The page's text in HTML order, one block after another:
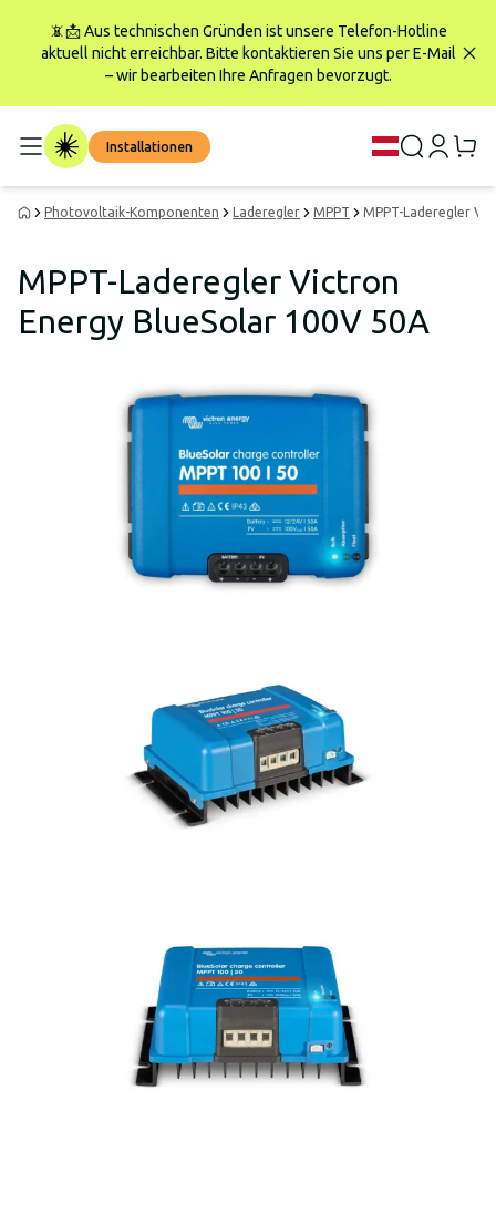
📵📩 Aus technischen Gründen ist unsere Telefon-Hotline
aktuell nicht erreichbar. Bitte kontaktieren Sie uns per E-Mail
– wir bearbeiten Ihre Anfragen bevorzugt.
Installationen
Photovoltaik-Komponenten Laderegler MPPT MPPT-Laderegler
MPPT-Laderegler Victron
Energy BlueSolar 100V 50A